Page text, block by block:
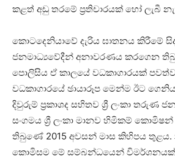
කළත් අඩු තරමේ ප්‍රතිචාරයක් හෝ ලැබී
කොටදෙනියාවේ දැරිය ඝාතනය කිරීමේ
ජනමාධ්‍යවේදීන් අනාවරණය කරගෙන
පොලිසිය ඒ කාලයේ වධකාගාරයක්
වධකාගාරයේ ඡායාරූප මෙන්ම ඊට
දිවුරුම් ප්‍රකාශද සහිතව ශ්‍රී ලංකා තරුණ
සංගමය ශ්‍රී ලංකා මානව හිමිකම්
තිබුණේ 2015 අවසන් මාස කිහිපය
කොමිසම මේ සම්බන්ධයෙන් විමර්ශනයක්